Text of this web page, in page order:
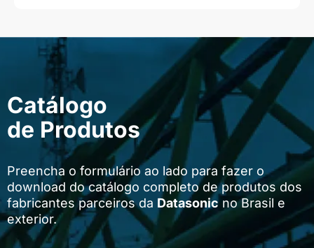
Catálogo
de Produtos
Preencha o formulário ao lado para fazer o
download do catálogo completo de produtos dos
fabricantes parceiros da Datasonic no Brasil e
exterior.